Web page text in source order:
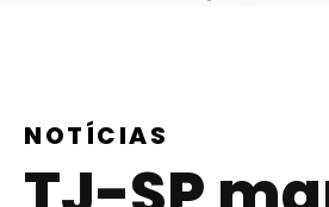
NOTÍCIAS